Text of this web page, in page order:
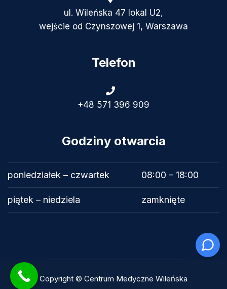
ul. Wileńska 47 lokal U2,
wejście od Czynszowej 1, Warszawa
Telefon
+48 571 396 909
Godziny otwarcia
poniedziałek – czwartek 08:00 – 18:00
piątek – niedziela zamknięte
Copyright © Centrum Medyczne Wileńska